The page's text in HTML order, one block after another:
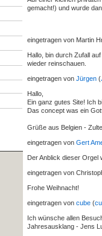
gemacht!) und wurde
eingetragen von Martin
Hallo, bin durch Zufall
wieder reinschauen.
eingetragen von Jürgen (
Hallo,
Ein ganz gutes Site! Ich
Das concept was ein
Grüße aus Belgien -
eingetragen von Gert
Der Anblick dieser Orgel
eingetragen von
Frohe Weihnacht!
eingetragen von cube (
Ich wünsche allen
Jahresausklang - Jens